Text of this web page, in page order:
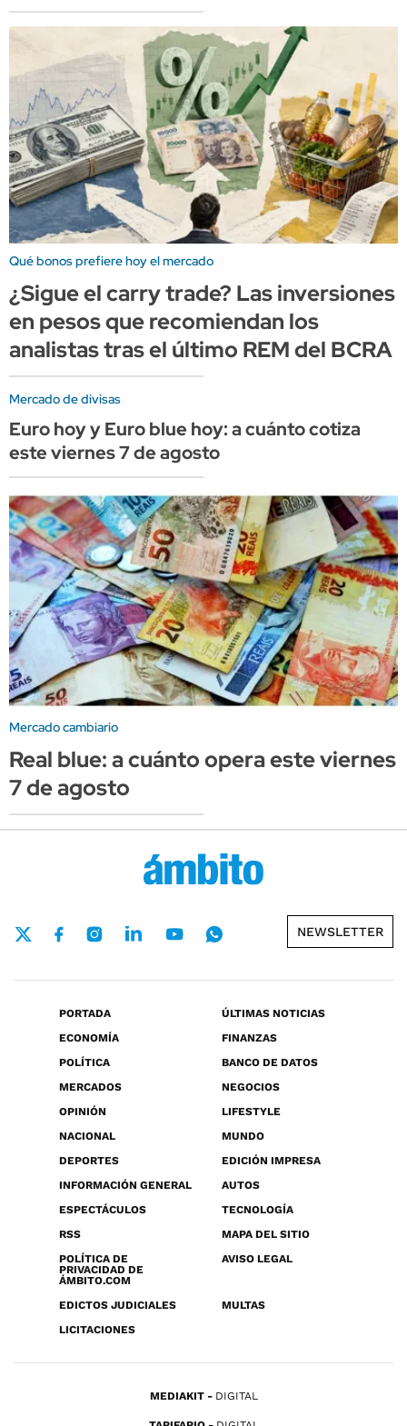
Qué bonos prefiere hoy el mercado
¿Sigue el carry trade? Las inversiones
en pesos que recomiendan los
analistas tras el último REM del BCRA
Mercado de divisas
Euro hoy y Euro blue hoy: a cuánto cotiza
este viernes 7 de agosto
Mercado cambiario
Real blue: a cuánto opera este viernes
7 de agosto
NEWSLETTER
PORTADA
ÚLTIMAS NOTICIAS
ECONOMÍA
FINANZAS
POLÍTICA
BANCO DE DATOS
MERCADOS
NEGOCIOS
OPINIÓN
LIFESTYLE
NACIONAL
MUNDO
DEPORTES
EDICIÓN IMPRESA
INFORMACIÓN GENERAL
AUTOS
ESPECTÁCULOS
TECNOLOGÍA
RSS
MAPA DEL SITIO
POLÍTICA DE
PRIVACIDAD DE
ÁMBITO.COM
AVISO LEGAL
EDICTOS JUDICIALES
MULTAS
LICITACIONES
MEDIAKIT DIGITAL